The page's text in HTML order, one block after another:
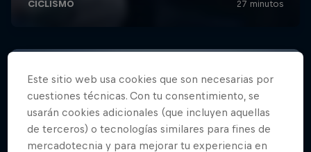
Este sitio web usa cookies que son necesarias por
cuestiones técnicas. Con tu consentimiento, se
usarán cookies adicionales (que incluyen aquellas
de terceros) o tecnologías similares para fines de
mercadotecnia y para mejorar tu experiencia en